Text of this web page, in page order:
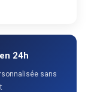
24h
sans